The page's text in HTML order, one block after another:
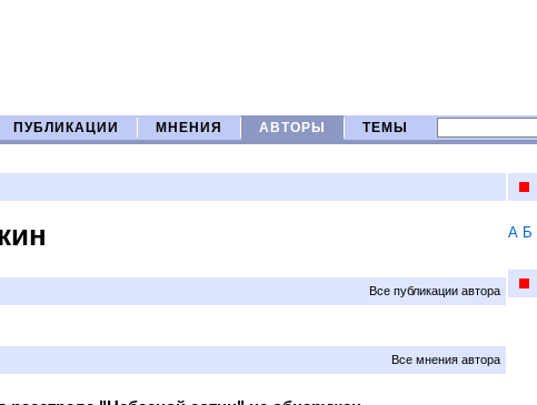
ПУБЛИКАЦИИ МНЕНИЯ АВТОРЫ ТЕМЫ
Все публикации автора
Все мнения автора
А Б